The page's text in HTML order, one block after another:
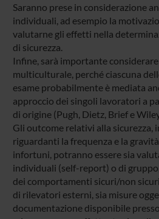
Saranno prese in considerazione
individuali, ad esempio la
valutarne gli effetti nella
di sicurezza.
Infine, sarà importante considerare
multiculturale, perché ciascuna
esame probabilmente è mediata
approccio dei singoli lavoratori a
di origine (Pugh, Dietz, Brief e
Gli outcome relativi alla sicurezza,
riguardanti la frequenza e la
infortuni, potranno essere sia
individuali (self-report) o di
dei comportamenti sicuri/non
di rilevatori esterni, sia misure
documentazione disponibile